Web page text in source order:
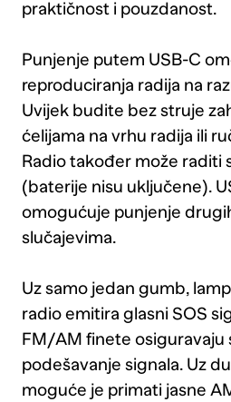
praktičnost i pouzdanost.
Punjenje putem USB-C
reproduciranja radija na
Uvijek budite bez struje
ćelijama na vrhu radija ili
Radio također može raditi
(baterije nisu uključene).
omogućuje punjenje
slučajevima.
Uz samo jedan gumb,
radio emitira glasni SOS
FM/AM finete osiguravaju
podešavanje signala. Uz
moguće je primati jasne